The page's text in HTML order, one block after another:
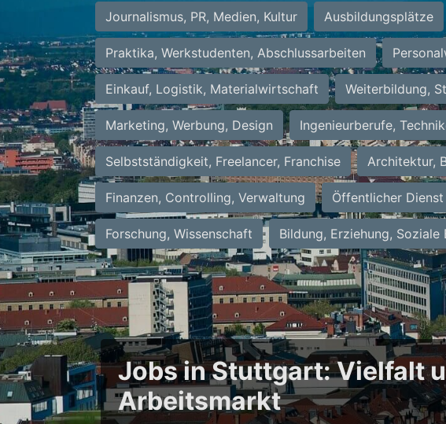
Journalismus, PR, Medien, Kultur Ausbildungsplätze
Praktika, Werkstudenten, Abschlussarbeiten
Einkauf, Logistik, Materialwirtschaft Weiterbildung,
Marketing, Werbung, Design Ingenieurberufe,
Selbstständigkeit, Freelancer, Franchise Architektur,
Finanzen, Controlling, Verwaltung Öffentlicher Dienst
Forschung, Wissenschaft Bildung, Erziehung, Soziale
Jobs in Stuttgart: Vielfalt
Arbeitsmarkt